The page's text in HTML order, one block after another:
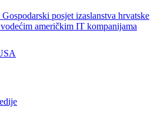
Gospodarski posjet izaslanstva hrvatske
američkim IT kompanijama